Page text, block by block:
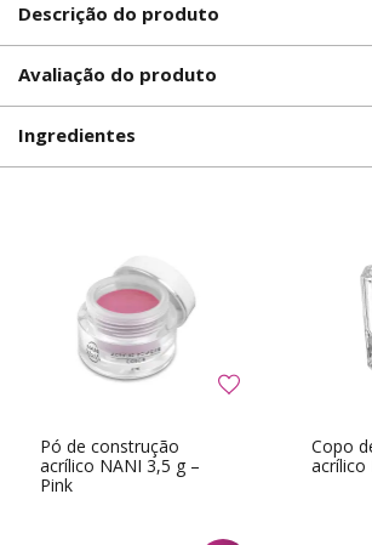
Descrição do produto
Avaliação do produto
Ingredientes
Pó de construção
acrílico NANI 3,5 g –
Pink
Copo
acrílico